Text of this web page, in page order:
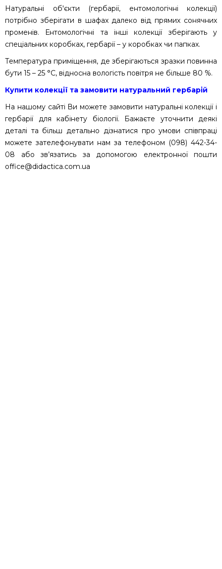
Натуральні об'єкти (гербарії, ентомологічні колекції)
потрібно зберігати в шафах далеко від прямих сонячних
променів. Ентомологічні та інші колекції зберігають у
спеціальних коробках, гербарії – у коробках чи папках.
Температура приміщення, де зберігаються зразки повинна
бути 15 – 25 °C, відносна вологість повітря не більше 80 %.
Купити колекції та замовити натуральний гербарій
На нашому сайті Ви можете замовити натуральні колекції і
гербарії для кабінету біології. Бажаєте уточнити деякі
деталі та більш детально дізнатися про умови співпраці
можете зателефонувати нам за телефоном (098) 442-34-
08 або зв’язатись за допомогою електронної пошти
office@didactica.com.ua